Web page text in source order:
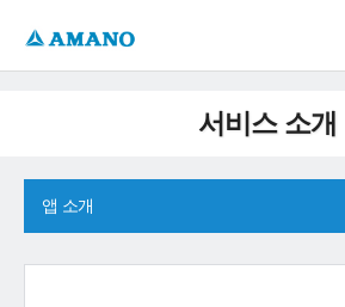
서비스 소개
앱 소개